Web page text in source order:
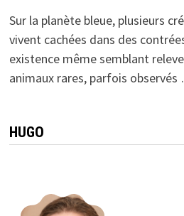
Sur la planète bleue, plusieurs
vivent cachées dans des
existence même semblant
animaux rares, parfois
HUGO